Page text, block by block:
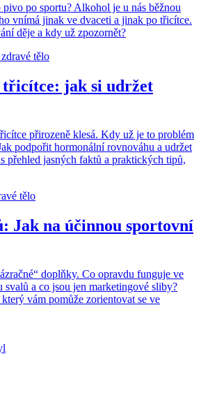
po sportu? Alkohol je u nás běžnou
vnímá jinak ve dvaceti a jinak po třicítce.
děje a kdy už zpozornět?
tělo
třicítce: jak si udržet
přirozeně klesá. Kdy už je to problém
podpořit hormonální rovnováhu a udržet
přehled jasných faktů a praktických tipů,
tělo
Jak na účinnou sportovní
doplňky. Co opravdu funguje ve
svalů a co jsou jen marketingové sliby?
vám pomůže zorientovat se ve